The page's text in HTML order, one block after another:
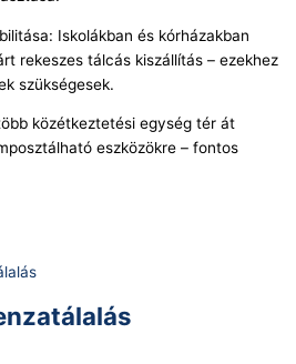
Iskolákban és kórházakban
rekeszes tálcás kiszállítás – ezekhez
szükségesek.
közétkeztetési egység tér át
eszközökre – fontos